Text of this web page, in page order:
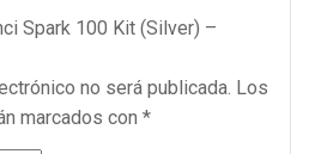
Spark 100 Kit (Silver) –
no será publicada. Los
marcados con *